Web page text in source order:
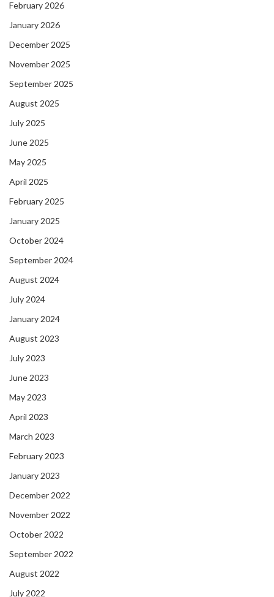
February 2026
January 2026
December 2025
November 2025
September 2025
August 2025
July 2025
June 2025
May 2025
April 2025
February 2025
January 2025
October 2024
September 2024
August 2024
July 2024
January 2024
August 2023
July 2023
June 2023
May 2023
April 2023
March 2023
February 2023
January 2023
December 2022
November 2022
October 2022
September 2022
August 2022
July 2022